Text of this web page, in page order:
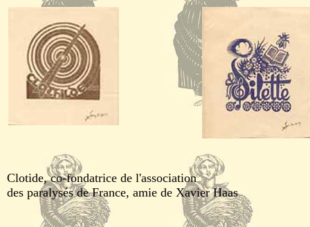
Clotide, co-fondatrice de l'association
des paralysés de France, amie de Xavier Haas